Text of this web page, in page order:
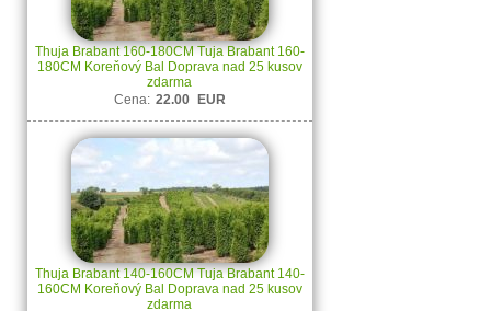
Thuja Brabant 160-180CM Tuja Brabant 160-
180CM Koreňový Bal Doprava nad 25 kusov
zdarma
Cena: 22.00 EUR
Thuja Brabant 140-160CM Tuja Brabant 140-
160CM Koreňový Bal Doprava nad 25 kusov
zdarma